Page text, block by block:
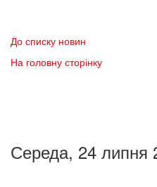
До списку новин
На головну сторінку
Середа, 24 липня